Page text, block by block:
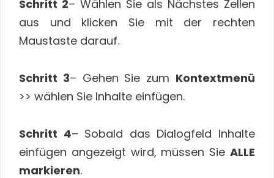
Schritt 2– Wählen Sie als Nächstes Zellen
aus und klicken Sie mit der rechten
Maustaste darauf.
Schritt 3– Gehen Sie zum Kontextmenü
>> wählen Sie Inhalte einfügen.
Schritt 4– Sobald das Dialogfeld Inhalte
einfügen angezeigt wird, müssen Sie ALLE
markieren.